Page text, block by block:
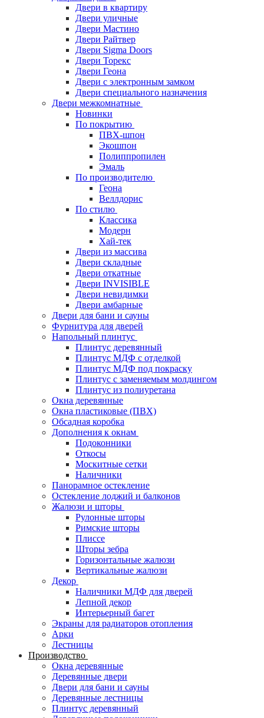
Двери в квартиру
Двери уличные
Двери Мастино
Двери Райтвер
Двери Sigma Doors
Двери Торекс
Двери Геона
Двери с электронным замком
Двери специального назначения
Двери межкомнатные
Новинки
По покрытию
ПВХ-шпон
Экошпон
Полиппропилен
Эмаль
По производителю
Геона
Веллдорис
По стилю
Классика
Модерн
Хай-тек
Двери из массива
Двери складные
Двери откатные
Двери INVISIBLE
Двери невидимки
Двери амбарные
Двери для бани и сауны
Фурнитура для дверей
Напольный плинтус
Плинтус деревянный
Плинтус МДФ с отделкой
Плинтус МДФ под покраску
Плинтус с заменяемым молдингом
Плинтус из полиуретана
Окна деревянные
Окна пластиковые (ПВХ)
Обсадная коробка
Дополнения к окнам
Подоконники
Откосы
Москитные сетки
Наличники
Панорамное остекление
Остекление лоджий и балконов
Жалюзи и шторы
Рулонные шторы
Римские шторы
Плиссе
Шторы зебра
Горизонтальные жалюзи
Вертикальные жалюзи
Декор
Наличники МДФ для дверей
Лепной декор
Интерьерный багет
Экраны для радиаторов отопления
Арки
Лестницы
Производство
Окна деревянные
Деревянные двери
Двери для бани и сауны
Деревянные лестницы
Плинтус деревянный